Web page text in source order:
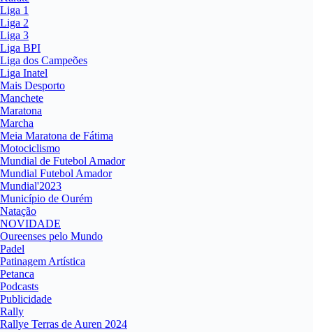
Liga 1
Liga 2
Liga 3
Liga BPI
Liga dos Campeões
Liga Inatel
Mais Desporto
Manchete
Maratona
Marcha
Meia Maratona de Fátima
Motociclismo
Mundial de Futebol Amador
Mundial Futebol Amador
Mundial'2023
Município de Ourém
Natação
NOVIDADE
Oureenses pelo Mundo
Padel
Patinagem Artística
Petanca
Podcasts
Publicidade
Rally
Rallye Terras de Auren 2024